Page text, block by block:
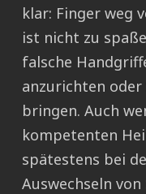
klar: Finger weg
ist nicht zu
falsche
anzurichten oder
bringen. Auch
kompetenten
spätestens bei
Auswechseln